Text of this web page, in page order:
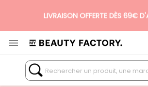
LIVRAISON OFFERTE DÈS 69€
N°1 DES BOX BEAUTÉ PREMIUM SANS
